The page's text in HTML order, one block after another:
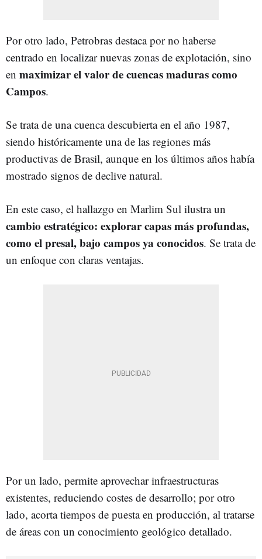
Por otro lado, Petrobras destaca por no haberse
centrado en localizar nuevas zonas de explotación, sino
en maximizar el valor de cuencas maduras como
Campos.
Se trata de una cuenca descubierta en el año 1987,
siendo históricamente una de las regiones más
productivas de Brasil, aunque en los últimos años había
mostrado signos de declive natural.
En este caso, el hallazgo en Marlim Sul ilustra un
cambio estratégico: explorar capas más profundas,
como el presal, bajo campos ya conocidos. Se trata de
un enfoque con claras ventajas.
Por un lado, permite aprovechar infraestructuras
existentes, reduciendo costes de desarrollo; por otro
lado, acorta tiempos de puesta en producción, al tratarse
de áreas con un conocimiento geológico detallado.